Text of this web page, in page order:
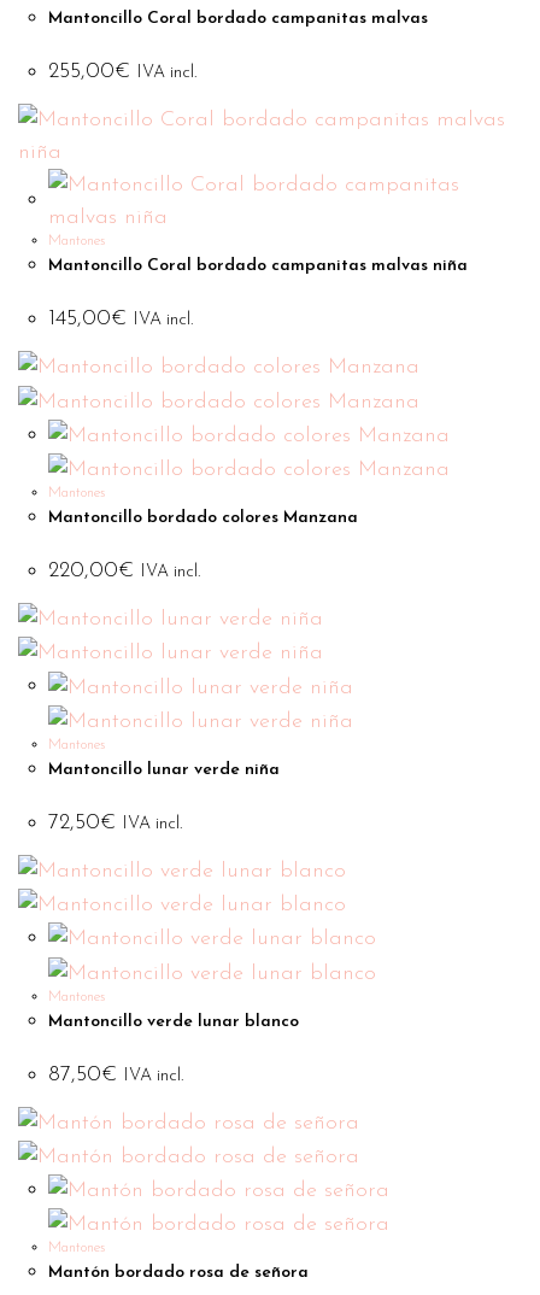
Mantoncillo Coral bordado campanitas malvas
255,00€ IVA incl.
Mantones
Mantoncillo Coral bordado campanitas malvas niña
145,00€ IVA incl.
Mantones
Mantoncillo bordado colores Manzana
220,00€ IVA incl.
Mantones
Mantoncillo lunar verde niña
72,50€ IVA incl.
Mantones
Mantoncillo verde lunar blanco
87,50€ IVA incl.
Mantones
Mantón bordado rosa de señora